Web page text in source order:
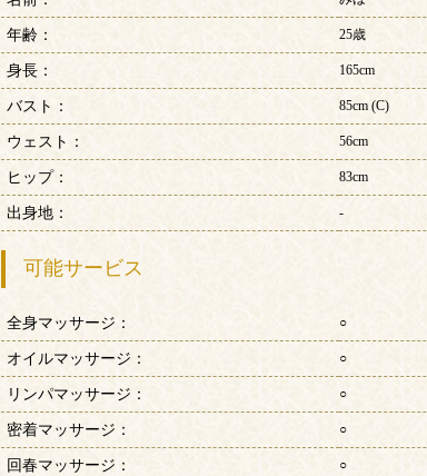
年齢： 25歳
身長： 165cm
バスト： 85cm (C)
ウェスト： 56cm
ヒップ： 83cm
出身地： -
可能サービス
全身マッサージ： ○
オイルマッサージ： ○
リンパマッサージ： ○
密着マッサージ： ○
回春マッサージ： ○